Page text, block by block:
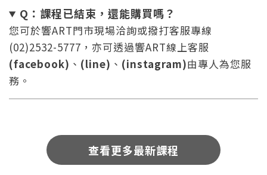
或 或
您將收到一封Email，請依照信件中的指示重新登
重設密碼
系統偵測到您的帳號重複登入，
點擊下方「確定」將前一位使用者強制登出。
確定
取消
Q：課程已結束，還能購買嗎？
您可於響ART門市現場洽詢或撥打客服專線
(02)2532-5777，亦可透過響ART線上客服
(facebook) 、 (line) 、 (instagram)由專人為您服
務。
查看更多最新課程